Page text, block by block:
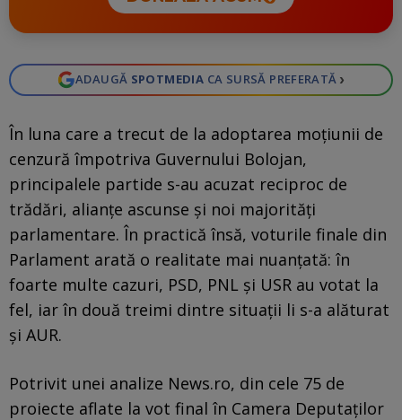
ADAUGĂ SPOTMEDIA CA SURSĂ PREFERATĂ ›
În luna care a trecut de la adoptarea moțiunii de
cenzură împotriva Guvernului Bolojan,
principalele partide s-au acuzat reciproc de
trădări, alianțe ascunse și noi majorități
parlamentare. În practică însă, voturile finale din
Parlament arată o realitate mai nuanțată: în
foarte multe cazuri, PSD, PNL și USR au votat la
fel, iar în două treimi dintre situații li s-a alăturat
și AUR.
Potrivit unei analize News.ro, din cele 75 de
proiecte aflate la vot final în Camera Deputaților